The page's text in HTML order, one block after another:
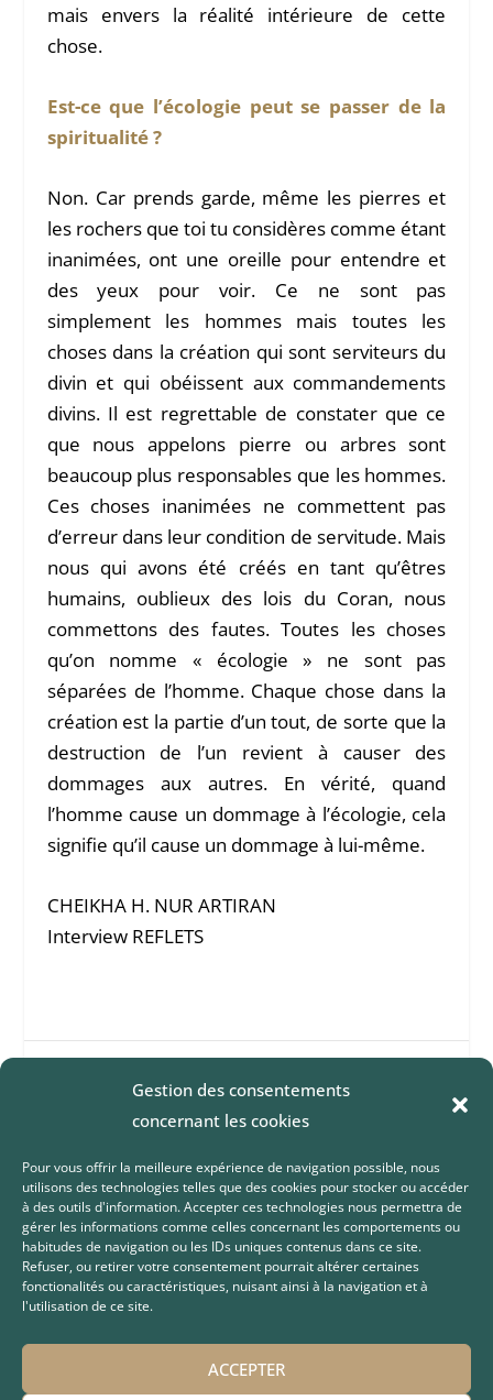
Gestion des consentements
concernant les cookies
Pour vous offrir la meilleure expérience de navigation possible, nous
utilisons des technologies telles que des cookies pour stocker ou accéder
à des outils d'information. Accepter ces technologies nous permettra de
gérer les informations comme celles concernant les comportements ou
habitudes de navigation ou les IDs uniques contenus dans ce site.
Refuser, ou retirer votre consentement pourrait altérer certaines
fonctionalités ou caractéristiques, nuisant ainsi à la navigation et à
l'utilisation de ce site.
ACCEPTER
mais envers la réalité intérieure de cette
chose.
Est-ce que l’écologie peut se passer de la
spiritualité ?
Non. Car prends garde, même les pierres et
les rochers que toi tu considères comme étant
inanimées, ont une oreille pour entendre et
des yeux pour voir. Ce ne sont pas
simplement les hommes mais toutes les
choses dans la création qui sont serviteurs du
divin et qui obéissent aux commandements
divins. Il est regrettable de constater que ce
que nous appelons pierre ou arbres sont
beaucoup plus responsables que les hommes.
Ces choses inanimées ne commettent pas
d’erreur dans leur condition de servitude. Mais
nous qui avons été créés en tant qu’êtres
humains, oublieux des lois du Coran, nous
commettons des fautes. Toutes les choses
qu’on nomme « écologie » ne sont pas
séparées de l’homme. Chaque chose dans la
création est la partie d’un tout, de sorte que la
destruction de l’un revient à causer des
dommages aux autres. En vérité, quand
l’homme cause un dommage à l’écologie, cela
signifie qu’il cause un dommage à lui-même.
CHEIKHA H. NUR ARTIRAN
Interview REFLETS
Previous
Les cœurs s’apaisent
avec l’invocation de
Next